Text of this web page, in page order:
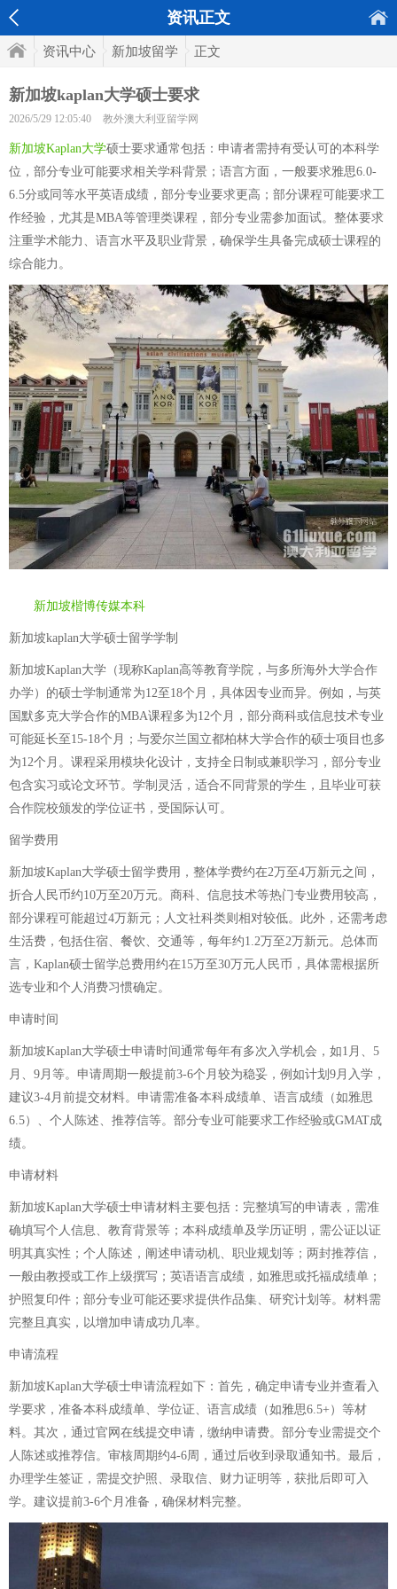
资讯正文
资讯中心 新加坡留学 正文
新加坡kaplan大学硕士要求
2026/5/29 12:05:40 教外澳大利亚留学网
新加坡Kaplan大学硕士要求通常包括：申请者需持有受认可的本科学
位，部分专业可能要求相关学科背景；语言方面，一般要求雅思6.0-
6.5分或同等水平英语成绩，部分专业要求更高；部分课程可能要求工
作经验，尤其是MBA等管理类课程，部分专业需参加面试。整体要求
注重学术能力、语言水平及职业背景，确保学生具备完成硕士课程的
综合能力。
新加坡楷博传媒本科
新加坡kaplan大学硕士留学学制
新加坡Kaplan大学（现称Kaplan高等教育学院，与多所海外大学合作
办学）的硕士学制通常为12至18个月，具体因专业而异。例如，与英
国默多克大学合作的MBA课程多为12个月，部分商科或信息技术专业
可能延长至15-18个月；与爱尔兰国立都柏林大学合作的硕士项目也多
为12个月。课程采用模块化设计，支持全日制或兼职学习，部分专业
包含实习或论文环节。学制灵活，适合不同背景的学生，且毕业可获
合作院校颁发的学位证书，受国际认可。
留学费用
新加坡Kaplan大学硕士留学费用，整体学费约在2万至4万新元之间，
折合人民币约10万至20万元。商科、信息技术等热门专业费用较高，
部分课程可能超过4万新元；人文社科类则相对较低。此外，还需考虑
生活费，包括住宿、餐饮、交通等，每年约1.2万至2万新元。总体而
言，Kaplan硕士留学总费用约在15万至30万元人民币，具体需根据所
选专业和个人消费习惯确定。
申请时间
新加坡Kaplan大学硕士申请时间通常每年有多次入学机会，如1月、5
月、9月等。申请周期一般提前3-6个月较为稳妥，例如计划9月入学，
建议3-4月前提交材料。申请需准备本科成绩单、语言成绩（如雅思
6.5）、个人陈述、推荐信等。部分专业可能要求工作经验或GMAT成
绩。
申请材料
新加坡Kaplan大学硕士申请材料主要包括：完整填写的申请表，需准
确填写个人信息、教育背景等；本科成绩单及学历证明，需公证以证
明其真实性；个人陈述，阐述申请动机、职业规划等；两封推荐信，
一般由教授或工作上级撰写；英语语言成绩，如雅思或托福成绩单；
护照复印件；部分专业可能还要求提供作品集、研究计划等。材料需
完整且真实，以增加申请成功几率。
申请流程
新加坡Kaplan大学硕士申请流程如下：首先，确定申请专业并查看入
学要求，准备本科成绩单、学位证、语言成绩（如雅思6.5+）等材
料。其次，通过官网在线提交申请，缴纳申请费。部分专业需提交个
人陈述或推荐信。审核周期约4-6周，通过后收到录取通知书。最后，
办理学生签证，需提交护照、录取信、财力证明等，获批后即可入
学。建议提前3-6个月准备，确保材料完整。